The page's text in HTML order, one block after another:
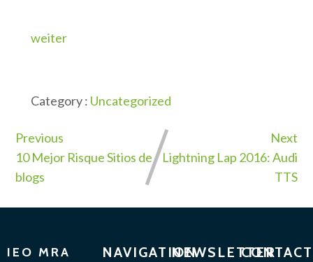
weiter
Category : Uncategorized
Previous
10 Mejor Risque Sitios de
blogs
Next
Lightning Lap 2016: Audi
TTS
IEO MRA NAVIGATIONNEWSLETTERCONTACT